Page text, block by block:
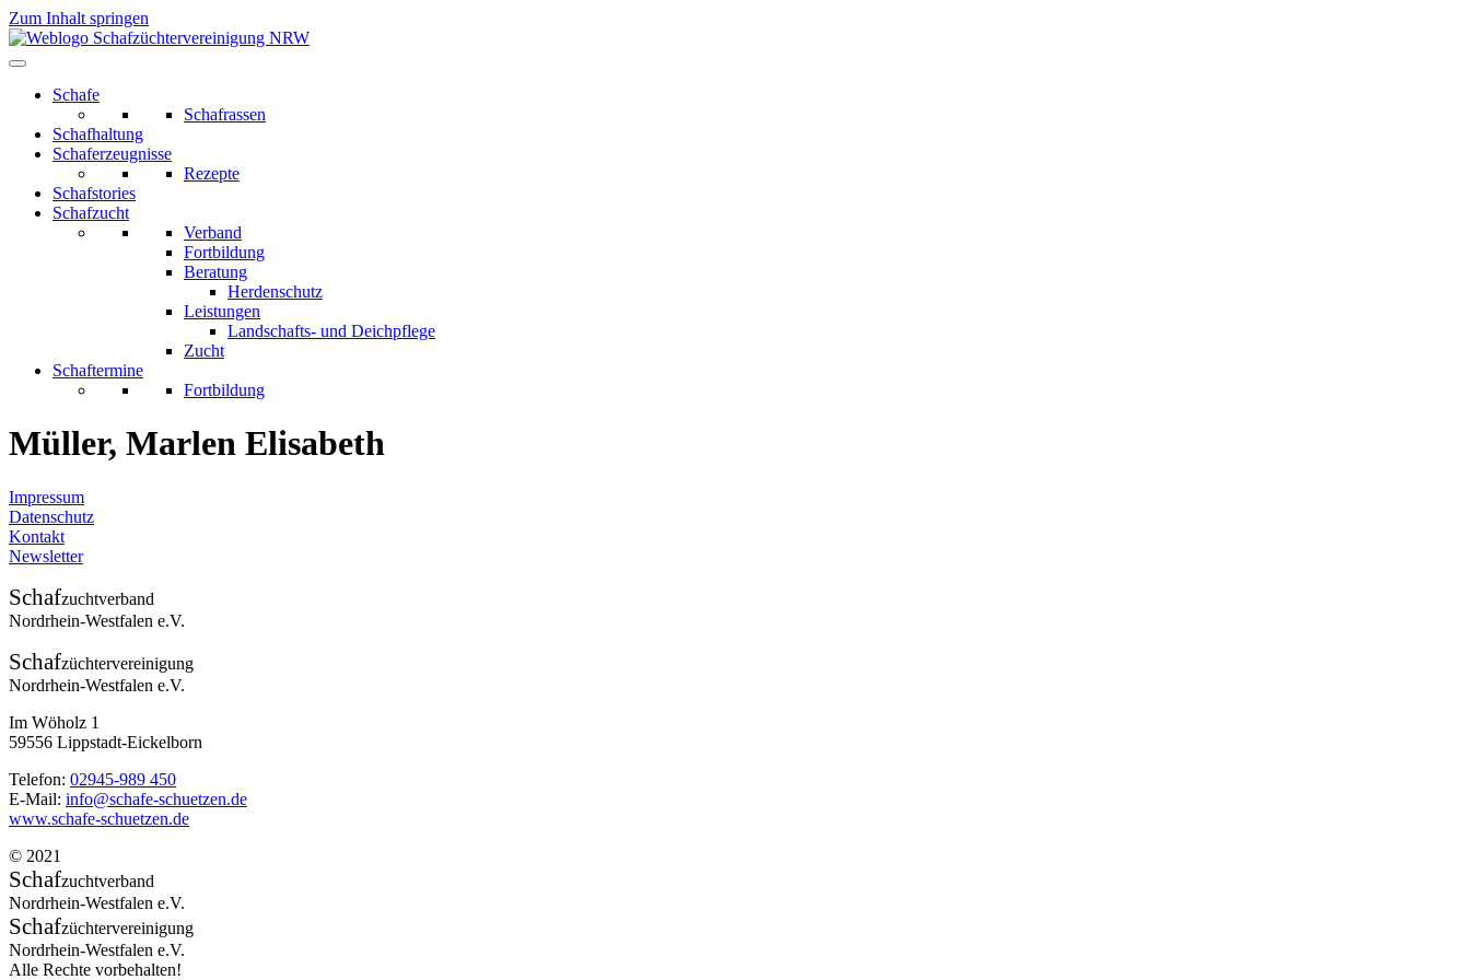
Zum Inhalt springen
Schafe
Schafrassen
Schafhaltung
Schaferzeugnisse
Rezepte
Schafstories
Schafzucht
Verband
Fortbildung
Beratung
Herdenschutz
Leistungen
Landschafts- und Deichpflege
Zucht
Schaftermine
Fortbildung
Müller, Marlen Elisabeth
Impressum
Datenschutz
Kontakt
Newsletter
Schafzuchtverband
Nordrhein-Westfalen e.V.
Schafzüchtervereinigung
Nordrhein-Westfalen e.V.
Im Wöholz 1
59556 Lippstadt-Eickelborn
Telefon: 02945-989 450
E-Mail: info@schafe-schuetzen.de
www.schafe-schuetzen.de
© 2021
Schafzuchtverband
Nordrhein-Westfalen e.V.
Schafzüchtervereinigung
Nordrhein-Westfalen e.V.
Alle Rechte vorbehalten!